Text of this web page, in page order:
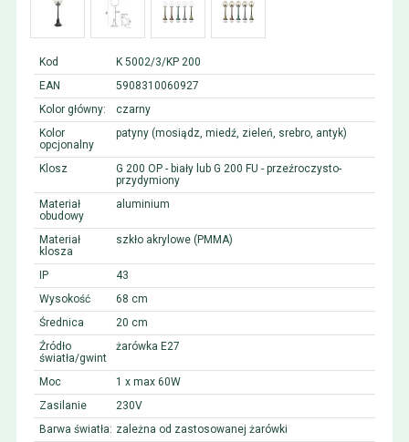
Kod
K 5002/3/KP 200
EAN
5908310060927
Kolor główny:
czarny
Kolor
opcjonalny
patyny (mosiądz, miedź, zieleń, srebro, antyk)
Klosz
G 200 OP - biały lub G 200 FU - przeźroczysto-
przydymiony
Materiał
obudowy
aluminium
Materiał
klosza
szkło akrylowe (PMMA)
IP
43
Wysokość
68 cm
Średnica
20 cm
Źródło
światła/gwint
żarówka E27
Moc
1 x max 60W
Zasilanie
230V
Barwa światła: zależna od zastosowanej żarówki